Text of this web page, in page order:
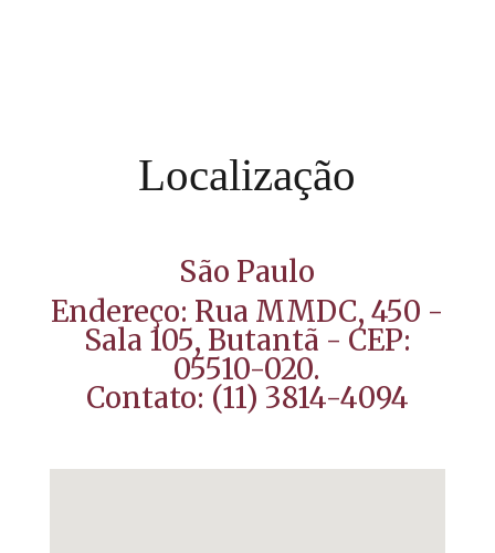
Localização
São Paulo
Endereço: Rua MMDC, 450 -
Sala 105, Butantã - CEP:
05510-020.
Contato: (11) 3814-4094